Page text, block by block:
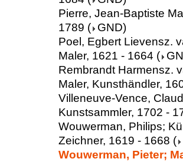
Pierre, Jean-Baptiste
1789 ( GND)
Poel, Egbert Lievensz.
Maler, 1621 - 1664 (
Rembrandt Harmensz.
Maler, Kunsthändler,
Villeneuve-Vence,
Kunstsammler, 1702 -
Wouwerman, Philips;
Zeichner, 1619 - 1668 (
Wouwerman, Pieter;